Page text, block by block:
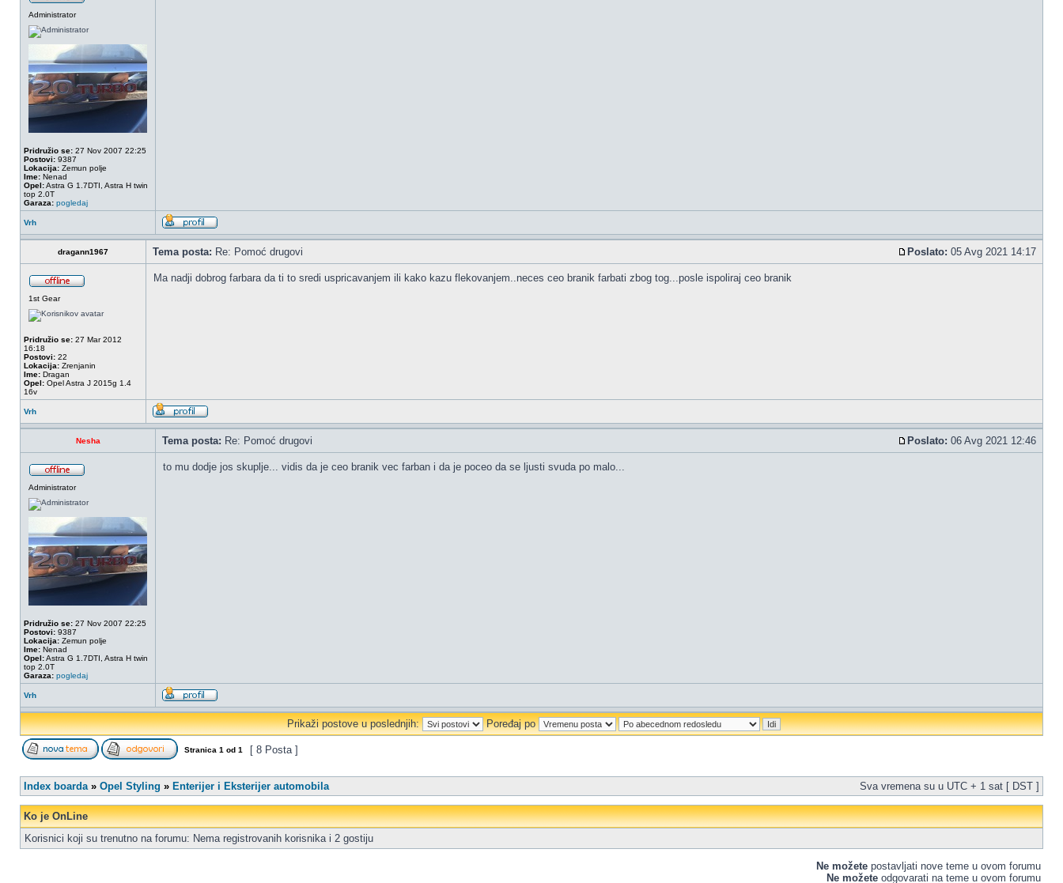
Administrator
Pridružio se: 27 Nov 2007 22:25
Postovi: 9387
Lokacija: Zemun polje
Ime: Nenad
Opel:Astra G 1.7DTI, Astra H twin
top 2.0T
Garaza: pogledaj
Vrh
dragann1967 Tema posta: Re: Pomoć drugovi Poslato: 05 Avg 2021 14:17
1st Gear
Pridružio se: 27 Mar 2012
16:18
Postovi: 22
Lokacija: Zrenjanin
Ime: Dragan
Opel: Opel Astra J 2015g 1.4
16v
Ma nadji dobrog farbara da ti to sredi uspricavanjem ili kako kazu flekovanjem..neces ceo branik farbati zbog tog...posle ispoliraj ceo branik
Vrh
Nesha Tema posta: Re: Pomoć drugovi Poslato: 06 Avg 2021 12:46
Administrator
Pridružio se: 27 Nov 2007 22:25
Postovi: 9387
Lokacija: Zemun polje
Ime: Nenad
Opel:Astra G 1.7DTI, Astra H twin
top 2.0T
Garaza: pogledaj
to mu dodje jos skuplje... vidis da je ceo branik vec farban i da je poceo da se ljusti svuda po malo...
Vrh
Prikaži postove u poslednjih: Poređaj po
Stranica 1 od 1 [ 8 Posta ]
Index boarda» Opel Styling » Enterijer i Eksterijer automobila Sva vremena su u UTC + 1 sat [ DST ]
Ko je OnLine
Korisnici koji su trenutno na forumu: Nema registrovanih korisnika i 2 gostiju
Ne možete postavljati nove teme u ovom forumu
Ne možete odgovarati na teme u ovom forumu